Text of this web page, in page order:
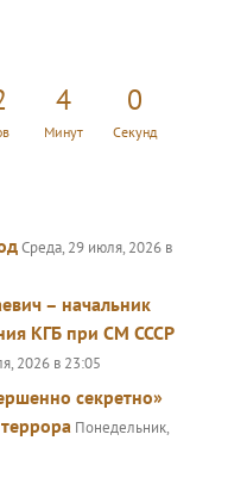
4
Минут
0
Секунд
Среда, 29 июля, 2026 в
– начальник
КГБ при СМ СССР
2026 в 23:05
секретно»
Понедельник,